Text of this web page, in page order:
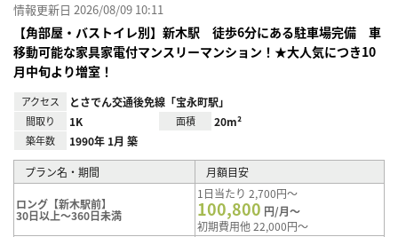
情報更新日 2026/08/09 10:11
【角部屋・バストイレ別】新木駅 徒歩6分にある駐車場完備 車
移動可能な家具家電付マンスリーマンション！★大人気につき10
月中旬より増室！
アクセス とさでん交通後免線「宝永町駅」
間取り 1K 面積 20m²
築年数 1990年 1月 築
プラン名・期間 月額目安
ロング【新木駅前】
30日以上～360日未満
1日当たり 2,700円～
100,800 円/月～
初期費用他 22,000円～